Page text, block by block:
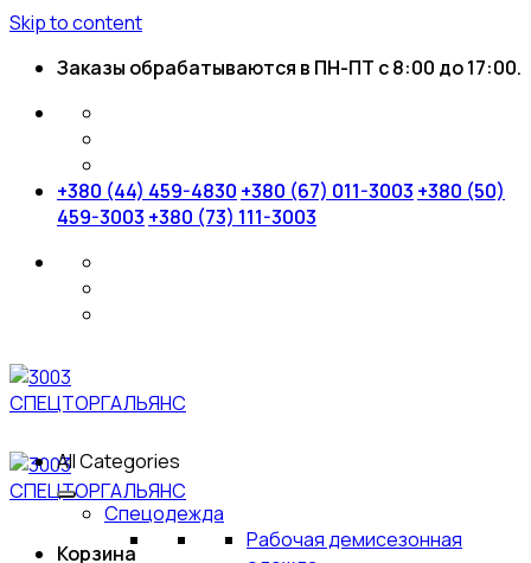
Skip to content
Заказы обрабатываются в ПН-ПТ с 8:00 до 17:00.
+380 (44) 459-4830 +380 (67) 011-3003 +380 (50)
459-3003 +380 (73) 111-3003
Корзина
All Categories
Спецодежда
Рабочая демисезонная